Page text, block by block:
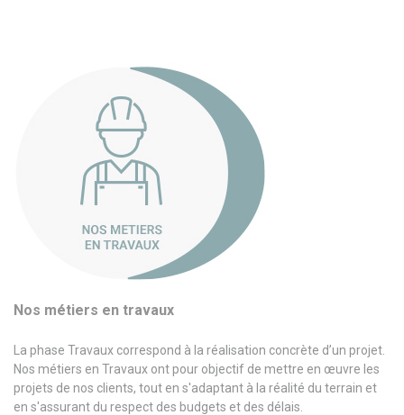
Nos métiers en travaux
La phase Travaux correspond à la réalisation concrète d’un projet.
Nos métiers en Travaux ont pour objectif de mettre en œuvre les
projets de nos clients, tout en s'adaptant à la réalité du terrain et
en s'assurant du respect des budgets et des délais.